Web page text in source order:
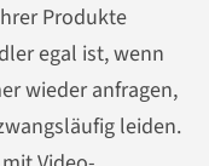
Produkte
egal ist, wenn
wieder anfragen,
leiden.